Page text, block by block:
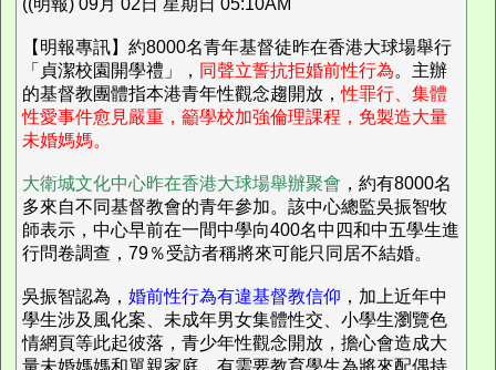
((明報) 09月 02日 星期日 05:10AM
【明報專訊】約8000名青年基督徒昨在香港大球場舉行
「貞潔校園開學禮」， 同聲立誓抗拒婚前性行為。主辦
的基督教團體指本港青年性觀念趨開放，性罪行、集體
性愛事件愈見嚴重，籲學校加強倫理課程，免製造大量
未婚媽媽。
大衛城文化中心昨在香港大球場舉辦聚會 ，約有8000名
多來自不同基督教會的青年參加。該中心總監吳振智牧
師表示，中心早前在一間中學向400名中四和中五學生進
行問卷調查，79％受訪者稱將來可能只同居不結婚。
吳振智認為， 婚前性行為有違基督教信仰 ，加上近年中
學生涉及風化案、未成年男女集體性交、小學生瀏覽色
情網頁等此起彼落，青少年性觀念開放，擔心會造成大
量未婚媽媽和單親家庭，有需要教育學生為將來配偶持